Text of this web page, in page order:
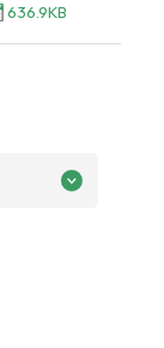
636.9KB